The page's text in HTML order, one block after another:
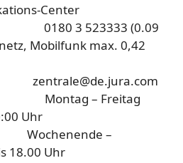
Center
3 523333 (0.09
Mobilfunk max. 0,42
– Freitag
Uhr
–
Uhr